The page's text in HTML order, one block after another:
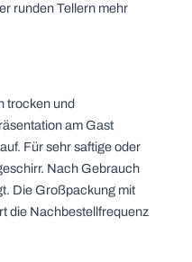
runden Tellern mehr
trocken und
am Gast
Für sehr saftige oder
Nach Gebrauch
Die Großpackung mit
die Nachbestellfrequenz